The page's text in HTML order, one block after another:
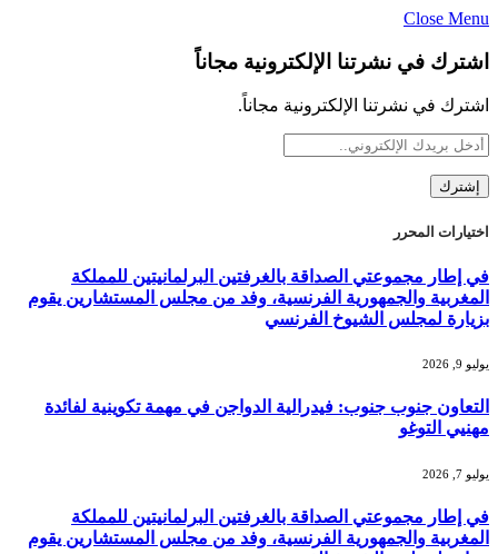
Close Menu
اشترك في نشرتنا الإلكترونية مجاناً
اشترك في نشرتنا الإلكترونية مجاناً.
اختيارات المحرر
في إطار مجموعتي الصداقة بالغرفتين البرلمانيتين للمملكة
المغربية والجمهورية الفرنسية، وفد من مجلس المستشارين يقوم
بزيارة لمجلس الشيوخ الفرنسي
يوليو 9, 2026
التعاون جنوب جنوب: فيدرالية الدواجن في مهمة تكوينية لفائدة
مهنيي التوغو
يوليو 7, 2026
في إطار مجموعتي الصداقة بالغرفتين البرلمانيتين للمملكة
المغربية والجمهورية الفرنسية، وفد من مجلس المستشارين يقوم